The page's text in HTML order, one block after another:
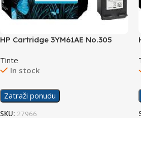
HP Cartridge 3YM61AE No.305
Tinte
In stock
Zatraži ponudu
SKU: 27966